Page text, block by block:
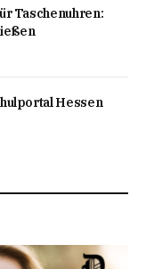
Taschenuhren:
Hessen